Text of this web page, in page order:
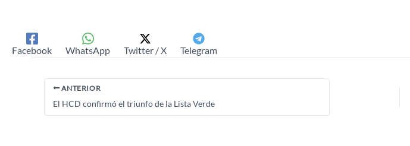
Facebook WhatsApp Twitter / X Telegram
ANTERIOR
El HCD confirmó el triunfo de la Lista Verde